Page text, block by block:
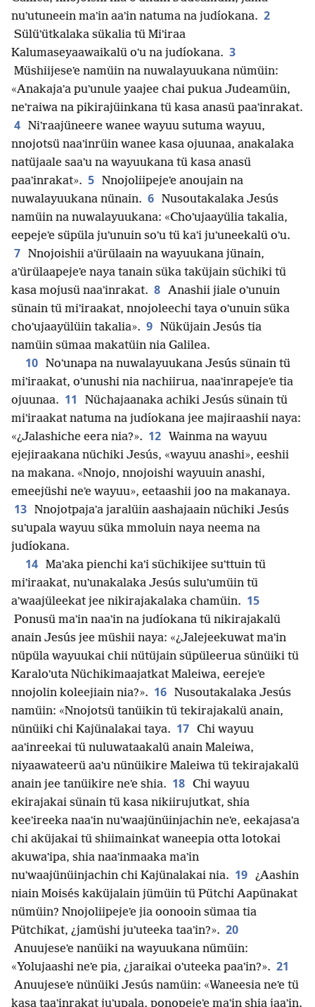
nuʼutuneein maʼin aaʼin natuma na judíokana. 2
Sülüʼütkalaka sükalia tü Miʼiraa
Kalumaseyaawaikalü oʼu na judíokana. 3
Müshiijeseʼe namüin na nuwalayuukana nümüin:
«Anakajaʼa puʼunule yaajee chai pukua Judeamüin,
neʼraiwa na pikirajüinkana tü kasa anasü paaʼinrakat.
4 Niʼraajüneere wanee wayuu sutuma wayuu,
nnojotsü naaʼinrüin wanee kasa ojuunaa, anakalaka
natüjaale saaʼu na wayuukana tü kasa anasü
paaʼinrakat». 5 Nnojoliipejeʼe anoujain na
nuwalayuukana nünain. 6 Nusoutakalaka Jesús
namüin na nuwalayuukana: «Choʼujaayülia takalia,
eepejeʼe süpüla juʼunuin soʼu tü kaʼi juʼuneekalü oʼu.
7 Nnojoishii aʼürülaain na wayuukana jünain,
aʼürülaapejeʼe naya tanain süka taküjain süchiki tü
kasa mojusü naaʼinrakat. 8 Anashii jiale oʼunuin
sünain tü miʼiraakat, nnojoleechi taya oʼunuin süka
choʼujaayülüin takalia». 9 Nüküjain Jesús tia
namüin sümaa makatüin nia Galilea.
10 Noʼunapa na nuwalayuukana Jesús sünain tü
miʼiraakat, oʼunushi nia nachiirua, naaʼinrapejeʼe tia
ojuunaa. 11
Nüchajaanaka achiki Jesús sünain tü
miʼiraakat natuma na judíokana jee majiraashii naya:
«¿Jalashiche eera nia?». 12 Wainma na wayuu
ejejiraakana nüchiki Jesús, «wayuu anashi», eeshii
na makana. «Nnojo, nnojoishi wayuuin anashi,
emeejüshi neʼe wayuu», eetaashii joo na makanaya.
13 Nnojotpajaʼa jaralüin aashajaain nüchiki Jesús
suʼupala wayuu süka mmoluin naya neema na
judíokana.
14 Maʼaka pienchi kaʼi süchikijee suʼttuin tü
miʼiraakat, nuʼunakalaka Jesús suluʼumüin tü
aʼwaajüleekat jee nikirajakalaka chamüin. 15
Ponusü maʼin naaʼin na judíokana tü nikirajakalü
anain Jesús jee müshii naya: «¿Jalejeekuwat maʼin
nüpüla wayuukai chii nütüjain süpüleerua sünüiki tü
Karaloʼuta Nüchikimaajatkat Maleiwa, eerejeʼe
nnojolin koleejiain nia?». 16 Nusoutakalaka Jesús
namüin: «Nnojotsü tanüikin tü tekirajakalü anain,
nünüiki chi Kajünalakai taya. 17 Chi wayuu
aaʼinreekai tü nuluwataakalü anain Maleiwa,
niyaawateerü aaʼu nünüikire Maleiwa tü tekirajakalü
anain jee tanüikire neʼe shia. 18 Chi wayuu
ekirajakai sünain tü kasa nikiirujutkat, shia
keeʼireeka naaʼin nuʼwaajünüinjachin neʼe, eekajasaʼa
chi aküjakai tü shiimainkat waneepia otta lotokai
akuwaʼipa, shia naaʼinmaaka maʼin
nuʼwaajünüinjachin chi Kajünalakai nia. 19 ¿Aashin
niain Moisés kaküjalain jümüin tü Pütchi Aapünakat
nümüin? Nnojoliipejeʼe jia oonooin sümaa tia
Pütchikat, ¿jamüshi juʼuteeka taaʼin?». 20
Anuujeseʼe nanüiki na wayuukana nümüin:
«Yolujaashi neʼe pia, ¿jaraikai oʼuteeka paaʼin?». 21
Anuujeseʼe nünüiki Jesús namüin: «Waneesia neʼe tü
kasa taaʼinrakat juʼupala, ponopejeʼe maʼin shia jaaʼin.